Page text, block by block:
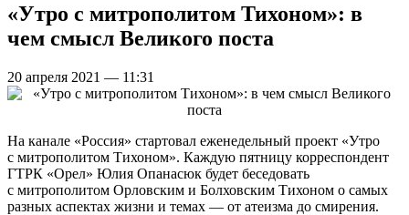
«Утро с митрополитом Тихоном»: в
чем смысл Великого поста
20 апреля 2021 — 11:31
На канале «Россия» стартовал еженедельный проект «Утро
с митрополитом Тихоном». Каждую пятницу корреспондент
ГТРК «Орел» Юлия Опанасюк будет беседовать
с митрополитом Орловским и Болховским Тихоном о самых
разных аспектах жизни и темах — от атеизма до смирения.